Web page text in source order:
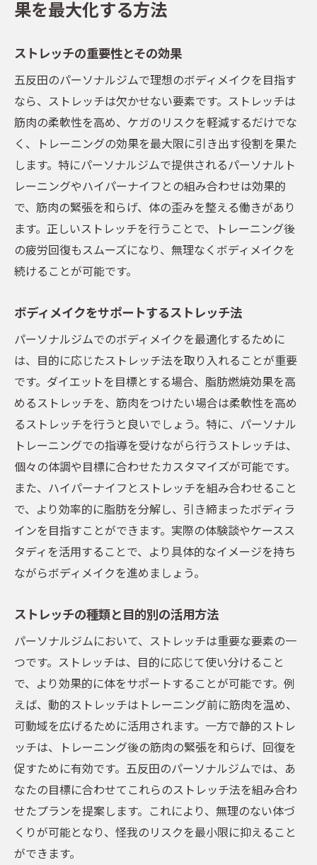
果を最大化する方法
ストレッチの重要性とその効果
五反田のパーソナルジムで理想のボディメイクを目指す
なら、ストレッチは欠かせない要素です。ストレッチは
筋肉の柔軟性を高め、ケガのリスクを軽減するだけでな
く、トレーニングの効果を最大限に引き出す役割を果た
します。特にパーソナルジムで提供されるパーソナルト
レーニングやハイパーナイフとの組み合わせは効果的
で、筋肉の緊張を和らげ、体の歪みを整える働きがあり
ます。正しいストレッチを行うことで、トレーニング後
の疲労回復もスムーズになり、無理なくボディメイクを
続けることが可能です。
ボディメイクをサポートするストレッチ法
パーソナルジムでのボディメイクを最適化するために
は、目的に応じたストレッチ法を取り入れることが重要
です。ダイエットを目標とする場合、脂肪燃焼効果を高
めるストレッチを、筋肉をつけたい場合は柔軟性を高め
るストレッチを行うと良いでしょう。特に、パーソナル
トレーニングでの指導を受けながら行うストレッチは、
個々の体調や目標に合わせたカスタマイズが可能です。
また、ハイパーナイフとストレッチを組み合わせること
で、より効率的に脂肪を分解し、引き締まったボディラ
インを目指すことができます。実際の体験談やケースス
タディを活用することで、より具体的なイメージを持ち
ながらボディメイクを進めましょう。
ストレッチの種類と目的別の活用方法
パーソナルジムにおいて、ストレッチは重要な要素の一
つです。ストレッチは、目的に応じて使い分けること
で、より効果的に体をサポートすることが可能です。例
えば、動的ストレッチはトレーニング前に筋肉を温め、
可動域を広げるために活用されます。一方で静的ストレ
ッチは、トレーニング後の筋肉の緊張を和らげ、回復を
促すために有効です。五反田のパーソナルジムでは、あ
なたの目標に合わせてこれらのストレッチ法を組み合わ
せたプランを提案します。これにより、無理のない体づ
くりが可能となり、怪我のリスクを最小限に抑えること
ができます。